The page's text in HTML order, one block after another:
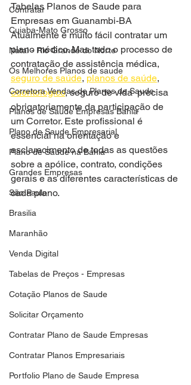
Contratar
Cuiaba-Mato Grosso
Natal - Rio Grande do Norte
Os Melhores Planos de saude
Corretora Vendas de Planos de Saude
Planos de Saude Empresas Bahia
Plano de Saude Empresarial
Plano de Saude na Bahia
Grandes Empresas
São Paulo
Brasilia
Maranhão
Venda Digital
Tabelas de Preços - Empresas
Cotação Planos de Saude
Solicitar Orçamento
Contratar Plano de Saude Empresas
Contratar Planos Empresariais
Portfolio Plano de Saude Empresa
Tabelas Planos de Saude para
Empresas em Guanambi-BA
Atualmente é muito fácil contratar um
plano médico. Mas todo o processo de
contratação de assistência médica,
seguro de saúde, planos de saúde,
odontologico, seguro de vida  precisa
obrigatoriamente da participação de
um Corretor. Este profissional é
essencial na orientação e
esclarecimento de todas as questões
sobre a apólice, contrato, condições
gerais e as diferentes características de
cada plano.